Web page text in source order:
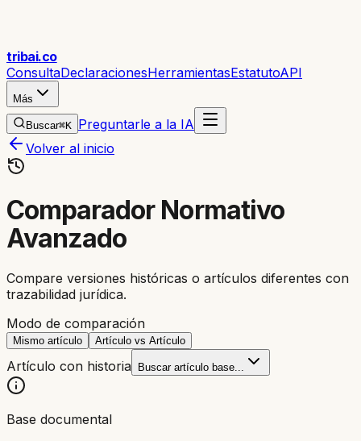
tribai.co
ConsultaDeclaracionesHerramientasEstatutoAPI
Más
Buscar⌘K Preguntarle a la IA
Volver al inicio
Comparador Normativo
Avanzado
Compare versiones históricas o artículos diferentes con
trazabilidad jurídica.
Modo de comparación
Mismo artículo Artículo vs Artículo
Artículo con historia Buscar artículo base...
Base documental